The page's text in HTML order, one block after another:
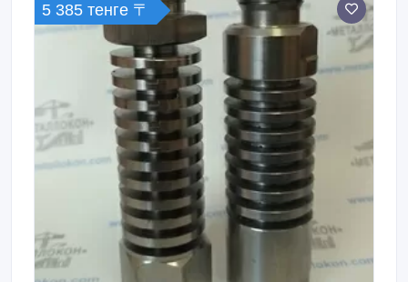
5 385 тенге 〒